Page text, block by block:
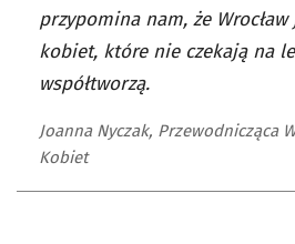
przypomina nam, że
kobiet, które nie czekają na
współtworzą.
Joanna Nyczak, Przewodnicząca
Kobiet